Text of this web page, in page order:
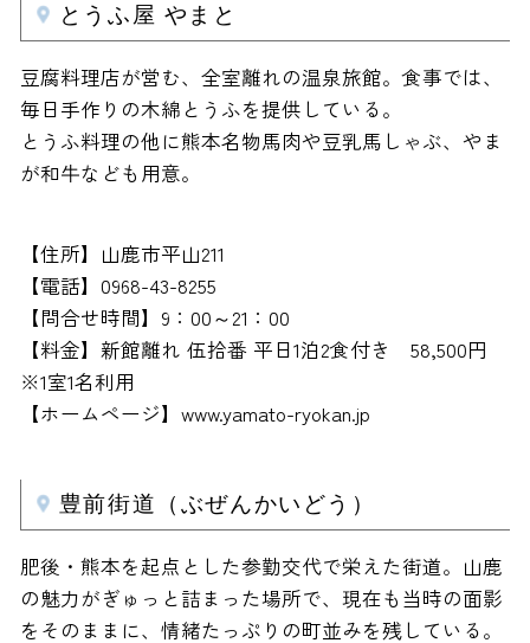
とうふ屋 やまと
豆腐料理店が営む、全室離れの温泉旅館。食事では、
毎日手作りの木綿とうふを提供している。
とうふ料理の他に熊本名物馬肉や豆乳馬しゃぶ、やま
が和牛なども用意。
【住所】山鹿市平山211
【電話】0968-43-8255
【問合せ時間】9：00～21：00
【料金】新館離れ 伍拾番 平日1泊2食付き 58,500円
※1室1名利用
【ホームページ】www.yamato-ryokan.jp
豊前街道（ぶぜんかいどう）
肥後・熊本を起点とした参勤交代で栄えた街道。山鹿
の魅力がぎゅっと詰まった場所で、現在も当時の面影
をそのままに、情緒たっぷりの町並みを残している。